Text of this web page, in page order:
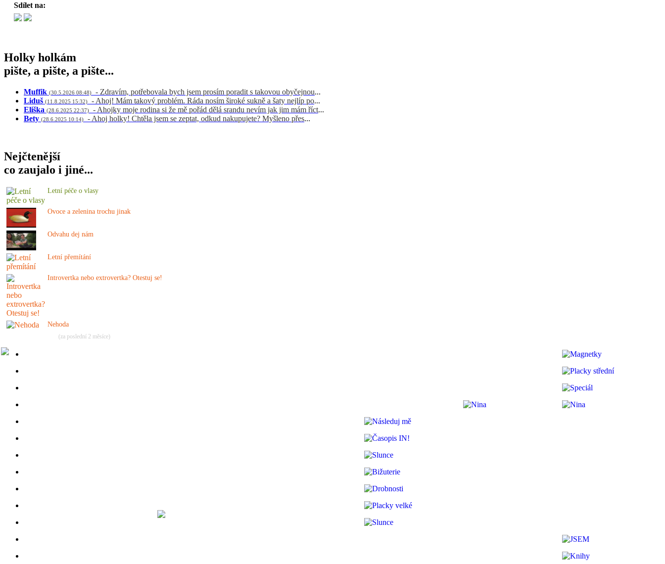
Sdílet na:
Holky holkám
pište, a pište, a pište...
Muffik (30.5.2026 08:48) - Zdravím, potřebovala bych jsem prosím poradit s takovou obyčejnou...
Liduš (11.8.2025 15:32) - Ahoj! Mám takový problém. Ráda nosím široké sukně a šaty nejlíp po...
Eliška (28.6.2025 22:37) - Ahojky moje rodina si že mě pořád dělá srandu nevím jak jim mám říct...
Bety (28.6.2025 10:14) - Ahoj holky! Chtěla jsem se zeptat, odkud nakupujete? Myšleno přes...
Nejčtenější
co zaujalo i jiné...
Letní péče o vlasy
Ovoce a zelenina trochu jinak
Odvahu dej nám
Letní přemítání
Introvertka nebo extrovertka? Otestuj se!
Nehoda
(za poslední 2 měsíce)